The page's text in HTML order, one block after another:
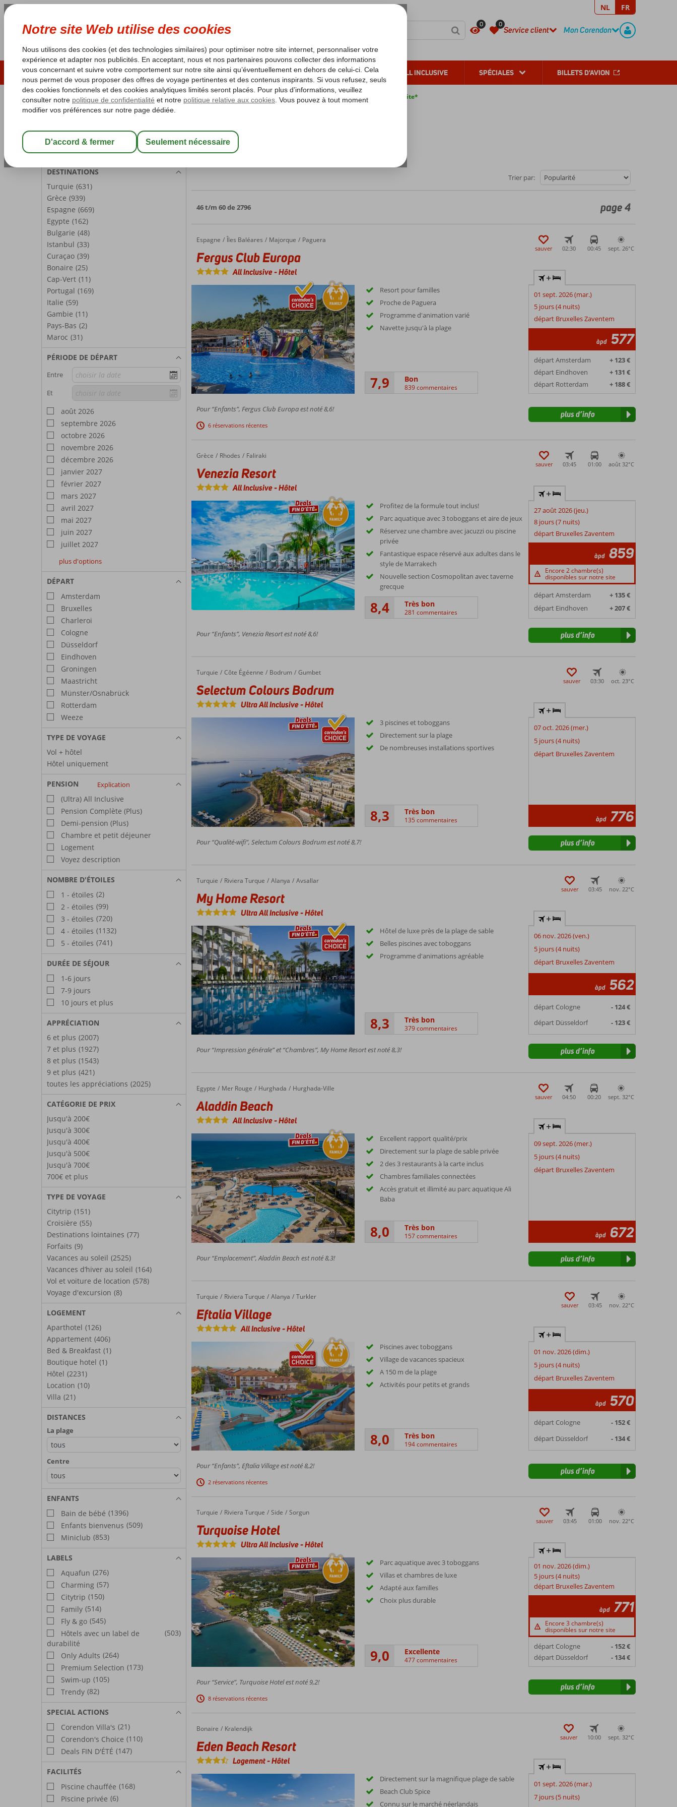
0 0
Service client
CONTACT
Mon Corendon
REGISTERNL FR
ÉTÉ 2026 LAST MINUTES SOLEIL D'HIVER VACANCES AU SOLEIL ALL INCLUSIVE SPÉCIALES BILLETS D'AVION
Les garanties de vacances Garantie du prix le plus bas* Pas de surcharge carburant Annulation gratuite*
Chambre 1: 2 Personnes
Modifier les participants
DESTINATIONS
Turquie (631)
Grèce (939)
Espagne (669)
Egypte (162)
Bulgarie (48)
Istanbul (33)
Curaçao (39)
Bonaire (25)
Cap-Vert (11)
Portugal (169)
Italie (59)
Gambie (11)
Pays-Bas (2)
Maroc (31)
PÉRIODE DE DÉPART
Entre
Et
août 2026
septembre 2026
octobre 2026
novembre 2026
décembre 2026
janvier 2027
février 2027
mars 2027
avril 2027
mai 2027
juin 2027
juillet 2027
août
2027
septembre
2027
octobre
2027
plus d'options
DÉPART
Amsterdam
Bruxelles
Charleroi
Cologne
Düsseldorf
Eindhoven
Groningen
Maastricht
Münster/Osnabrück
Rotterdam
Weeze
TYPE DE VOYAGE
Vol + hôtel
Hôtel uniquement
PENSION Explication
(Ultra) All Inclusive
Pension Complète (Plus)
Demi-pension (Plus)
Chambre et petit déjeuner
Logement
Voyez description
NOMBRE D'ÉTOILES
1 - étoiles (2)
2 - étoiles (99)
3 - étoiles (720)
4 - étoiles (1132)
5 - étoiles (741)
DURÉE DE SÉJOUR
1-6 jours
7-9 jours
10 jours et plus
APPRÉCIATION
6 et plus (2007)
7 et plus (1927)
8 et plus (1543)
9 et plus (421)
toutes les appréciations (2025)
CATÉGORIE DE PRIX
Jusqu'à 200€
Jusqu'à 300€
Jusqu'à 400€
Jusqu'à 500€
Jusqu'à 700€
700€ et plus
TYPE DE VOYAGE
Citytrip (151)
Croisière (55)
Destinations lointaines (77)
Forfaits (9)
Vacances au soleil (2525)
Vacances d’hiver au soleil (164)
Vol et voiture de location (578)
Voyage d'excursion (8)
LOGEMENT
Aparthotel (126)
Appartement (406)
Bed & Breakfast (1)
Boutique hotel (1)
Hôtel (2231)
Location (10)
Villa (21)
DISTANCES
La plage
Centre
ENFANTS
Bain de bébé (1396)
Enfants bienvenus (509)
Miniclub (853)
LABELS
Aquafun (276)
Charming (57)
Citytrip (150)
Family (514)
Fly & go (545)
Hôtels avec un label de
durabilité
(503)
Only Adults (264)
Premium Selection (173)
Swim-up (105)
Trendy (82)
SPECIAL ACTIONS
Corendon Villa's (21)
Corendon's Choice (110)
Deals FIN D'ÉTÉ (147)
FACILITÉS
Piscine chauffée (168)
Piscine privée (6)
Voyages
2796 offres
Trier par:
46 t/m 60 de 2796 page 4
Accueil
Espagne Îles Baléares Majorque Paguera
Fergus Club Europa
Fergus Club Europa
All Inclusive-Hôtel
sauver 02:30 00:45 sept. 26°C
Resort pour familles
Proche de Paguera
Programme d'animation varié
Navette jusqu'à la plage
7,9 Bon
839 commentaires
+
01 sept. 2026 (mar.)
5 jours (4 nuits)
départ Bruxelles Zaventem
àpd 577
départ Amsterdam
+ 123 €
départ Eindhoven
+ 131 €
départ Rotterdam
+ 188 €
Pour “Enfants”, Fergus Club Europa est noté 8,6!
6 réservations récentes
plus d’info
Accueil
Grèce Rhodes Faliraki
Venezia Resort
Venezia Resort
All Inclusive-Hôtel
sauver 03:45 01:00 août 32°C
Profitez de la formule tout inclus!
Parc aquatique avec 3 toboggans et aire de jeux
Réservez une chambre avec jacuzzi ou piscine
privée
Fantastique espace réservé aux adultes dans le
style de Marrakech
Nouvelle section Cosmopolitan avec taverne
grecque
8,4 Très bon
281 commentaires
+
27 août 2026 (jeu.)
8 jours (7 nuits)
départ Bruxelles Zaventem
àpd 859
Encore 2 chambre(s)
disponibles sur notre site
départ Amsterdam
+ 135 €
départ Eindhoven
+ 207 €
Pour “Enfants”, Venezia Resort est noté 8,6! plus d’info
Accueil
Turquie Côte Égéenne Bodrum Gumbet
Selectum Colours Bodrum
Selectum Colours Bodrum
Ultra All Inclusive-Hôtel
sauver 03:30 oct. 23°C
3 piscines et toboggans
Directement sur la plage
De nombreuses installations sportives
8,3 Très bon
135 commentaires
+
07 oct. 2026 (mer.)
5 jours (4 nuits)
départ Bruxelles Zaventem
àpd 776
Pour “Qualité-wifi”, Selectum Colours Bodrum est noté 8,7! plus d’info
Accueil
Turquie Riviera Turque Alanya Avsallar
My Home Resort
My Home Resort
Ultra All Inclusive-Hôtel
sauver 03:45 nov. 22°C
Hôtel de luxe près de la plage de sable
Belles piscines avec toboggans
Programme d'animations agréable
8,3 Très bon
379 commentaires
+
06 nov. 2026 (ven.)
5 jours (4 nuits)
départ Bruxelles Zaventem
àpd 562
départ Cologne
- 124 €
départ Düsseldorf
- 123 €
Pour “Impression générale” et “Chambres”, My Home Resort est noté 8,3! plus d’info
Accueil
Egypte Mer Rouge Hurghada Hurghada-Ville
Aladdin Beach
Aladdin Beach
All Inclusive-Hôtel
sauver 04:50 00:20 sept. 32°C
Excellent rapport qualité/prix
Directement sur la plage de sable privée
2 des 3 restaurants à la carte inclus
Chambres familiales connectées
Accès gratuit et illimité au parc aquatique Ali
Baba
8,0 Très bon
157 commentaires
+
09 sept. 2026 (mer.)
5 jours (4 nuits)
départ Bruxelles Zaventem
àpd 672
Pour “Emplacement”, Aladdin Beach est noté 8,3! plus d’info
Accueil
Turquie Riviera Turque Alanya Turkler
Eftalia Village
Eftalia Village
All Inclusive-Hôtel
sauver 03:45 nov. 22°C
Piscines avec toboggans
Village de vacances spacieux
A 150 m de la plage
Activités pour petits et grands
8,0 Très bon
194 commentaires
+
01 nov. 2026 (dim.)
5 jours (4 nuits)
départ Bruxelles Zaventem
àpd 570
départ Cologne
- 152 €
départ Düsseldorf
- 134 €
Pour “Enfants”, Eftalia Village est noté 8,2!
2 réservations récentes
plus d’info
Accueil
Turquie Riviera Turque Side Sorgun
Turquoise Hotel
Turquoise Hotel
Ultra All Inclusive-Hôtel
sauver 03:45 01:00 nov. 22°C
Parc aquatique avec 3 toboggans
Villas et chambres de luxe
Adapté aux familles
Choix plus durable
9,0 Excellente
477 commentaires
+
01 nov. 2026 (dim.)
5 jours (4 nuits)
départ Bruxelles Zaventem
àpd 771
Encore 3 chambre(s)
disponibles sur notre site
départ Cologne
- 152 €
départ Düsseldorf
- 134 €
Pour “Service”, Turquoise Hotel est noté 9,2!
8 réservations récentes
plus d’info
Accueil
Bonaire Kralendijk
Eden Beach Resort
Eden Beach Resort
Logement-Hôtel
sauver 10:00 sept. 32°C
Directement sur la magnifique plage de sable
Beach Club Spice
Connu sur le marché néerlandais
+
01 sept. 2026 (mar.)
7 jours (5 nuits)